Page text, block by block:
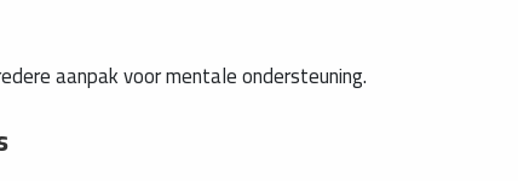
aanpak voor mentale ondersteuning.